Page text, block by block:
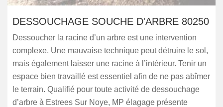
DESSOUCHAGE SOUCHE D'ARBRE 80250
Dessoucher la racine d’un arbre est une intervention
complexe. Une mauvaise technique peut détruire le sol,
mais également laisser une racine à l’intérieur. Tenir un
espace bien travaillé est essentiel afin de ne pas abîmer
le terrain. Qualifié pour toute activité de dessouchage
d’arbre à Estrees Sur Noye, MP élagage présente